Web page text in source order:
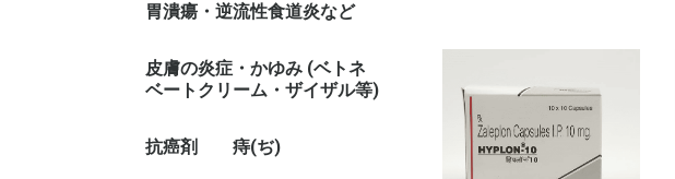
胃潰瘍・逆流性食道炎など
皮膚の炎症・かゆみ (ベトネ
ベートクリーム・ザイザル等)
抗癌剤 痔(ぢ)